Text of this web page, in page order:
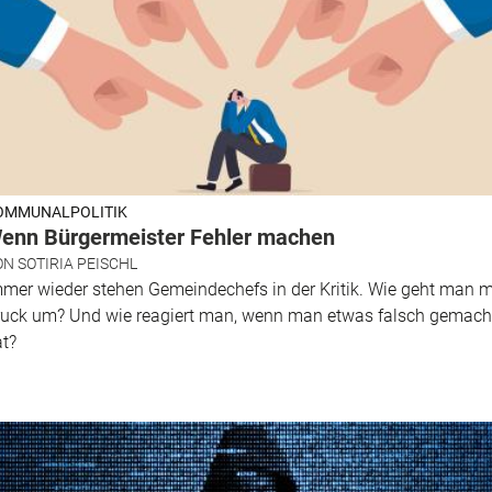
Bürgermeister Fehler machen
SOTIRIA PEISCHL
wieder stehen Gemeindechefs in der Kritik. Wie geht man
um? Und wie reagiert man, wenn man etwas falsch